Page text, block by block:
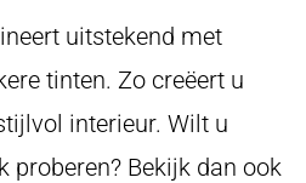
uitstekend met
tinten. Zo creëert u
interieur. Wilt u
proberen? Bekijk dan ook